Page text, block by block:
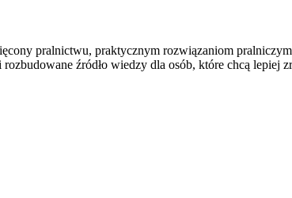
pralnictwu, praktycznym rozwiązaniom
rozbudowane źródło wiedzy dla osób, które chcą